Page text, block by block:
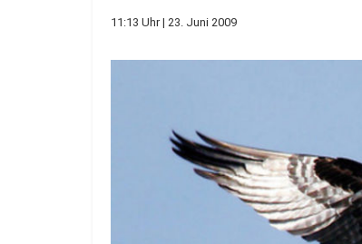
11:13 Uhr | 23. Juni 2009